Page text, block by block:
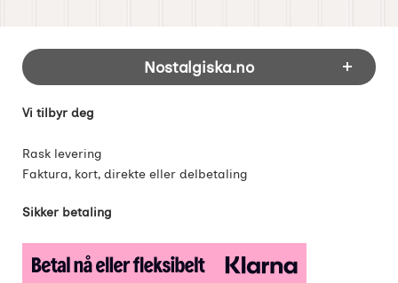
Footer-innhold Blandet informasjon og
Nostalgiska.no
Vi tilbyr deg
Rask levering
Faktura, kort, direkte eller delbetaling
Sikker betaling